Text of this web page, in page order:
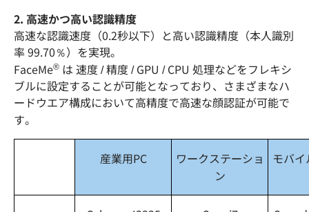
2. 高速かつ高い認識精度
高速な認識速度（0.2秒以下）と高い認識精度（本人識別
率 99.70％）を実現。
FaceMe® は 速度 / 精度 / GPU / CPU 処理などをフレキシ
ブルに設定することが可能となっており、さまざまなハ
ードウエア構成において高精度で高速な顔認証が可能で
す。
産業用PC
ワークステーショ
ン
モバ